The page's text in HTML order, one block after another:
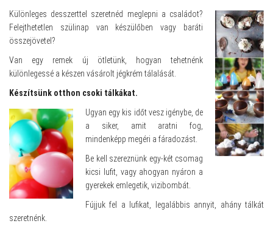
Különleges desszerttel szeretnéd meglepni a családot?
Felejthetetlen szülinap van készülőben vagy baráti
összejövetel?
Van egy remek új ötletünk, hogyan tehetnénk
különlegessé a készen vásárolt jégkrém tálalását.
Készítsünk otthon csoki tálkákat.
Ugyan egy kis időt vesz igénybe, de
a siker, amit aratni fog,
mindenképp megéri a fáradozást.
Be kell szereznünk egy-két csomag
kicsi lufit, vagy ahogyan nyáron a
gyerekek emlegetik, vizibombát.
Fújjuk fel a lufikat, legalábbis annyit, ahány tálkát
szeretnénk.